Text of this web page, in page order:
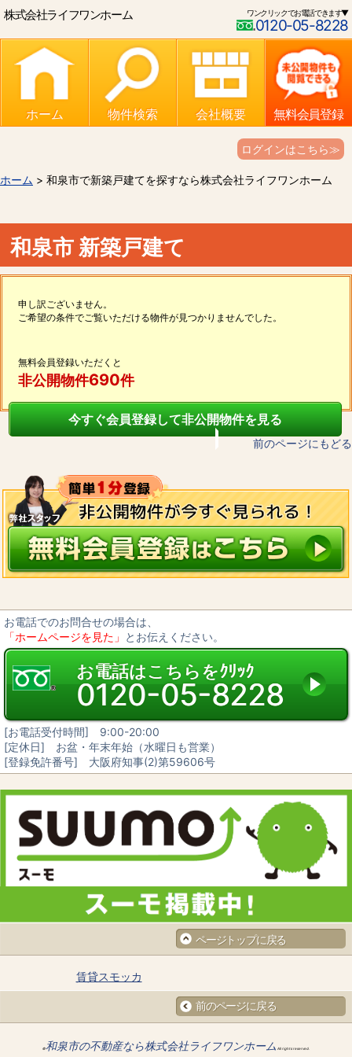
株式会社ライフワンホーム ワンクリックでお電話できます▼
0120-05-8228
ホーム 物件検索 会社概要 無料会員登録
ログインはこちら≫
ホーム > 和泉市で新築戸建てを探すなら株式会社ライフワンホーム
和泉市 新築戸建て
申し訳ございません。
ご希望の条件でご覧いただける物件が見つかりませんでした。
無料会員登録いただくと
非公開物件690件
今すぐ会員登録して非公開物件を見る
前のページにもどる
お電話でのお問合せの場合は、
「ホームページを見た」 とお伝えください。
お電話はこちらをｸﾘｯｸ
0120-05-8228
[お電話受付時間] 9:00-20:00
[定休日] お盆・年末年始（水曜日も営業）
[登録免許番号] 大阪府知事(2)第59606号
ページトップに戻る
賃貸スモッカ
前のページに戻る
©和泉市の不動産なら株式会社ライフワンホーム All rights reserved.